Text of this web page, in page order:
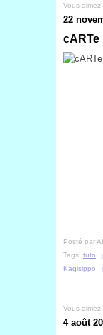
Vous aimez
22
cARTe
Posté par
Tags: tuto
Kagisippo
Vous aimez
4 août